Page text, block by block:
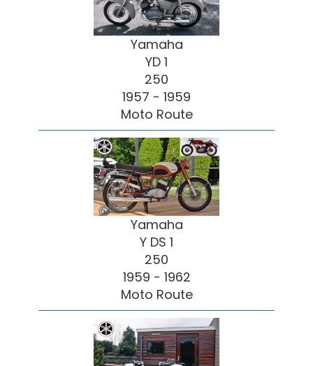
Yamaha
YD 1
250
1957 - 1959
Moto Route
Yamaha
Y DS 1
250
1959 - 1962
Moto Route